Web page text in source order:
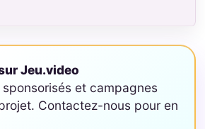
Jeu.video
et campagnes
Contactez-nous pour en